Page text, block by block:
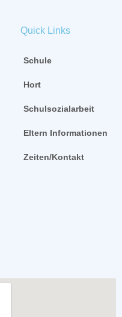
Quick Links
Schule
Hort
Schulsozialarbeit
Eltern Informationen
Zeiten/Kontakt